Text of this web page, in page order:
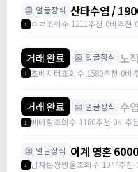
👺 얼굴장식 산타수염 /
https://
1 ㅇㄹ조회수 1211추천 0비추천 0
거래 완료 👺 얼굴장식 노
1 초베지터조회수 1580추천 0비
거래 완료 👺 얼굴장식 수
1 베테랑조회수 1180추천 0비추
👺 얼굴장식 이계 영혼
(5500) /
1 남자는쌍방울조회수 1077추천